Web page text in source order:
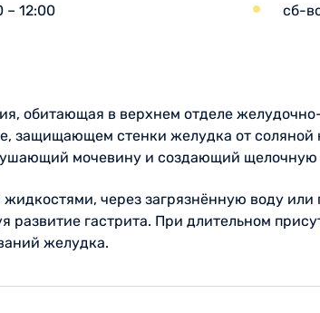
– 12:00
сб-
обитающая в верхнем отделе
защищающем стенки желудка от соляной
мочевину и создающий щелочную
через загрязнённую воду или
развитие гастрита. При длительном
желудка.